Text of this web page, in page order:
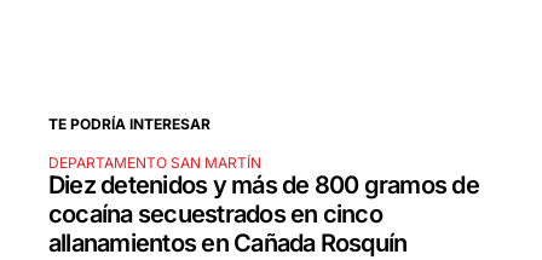
TE PODRÍA INTERESAR
DEPARTAMENTO SAN MARTÍN
Diez detenidos y más de 800 gramos de
cocaína secuestrados en cinco
allanamientos en Cañada Rosquín